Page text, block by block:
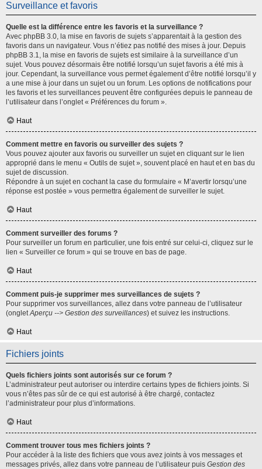
Surveillance et favoris
Quelle est la différence entre les favoris et la surveillance ?
Avec phpBB 3.0, la mise en favoris de sujets s’apparentait à la gestion des
favoris dans un navigateur. Vous n’étiez pas notifié des mises à jour. Depuis
phpBB 3.1, la mise en favoris de sujets est similaire à la surveillance d’un
sujet. Vous pouvez désormais être notifié lorsqu’un sujet favoris a été mis à
jour. Cependant, la surveillance vous permet également d’être notifié lorsqu’il y
a une mise à jour dans un sujet ou un forum. Les options de notifications pour
les favoris et les surveillances peuvent être configurées depuis le panneau de
l’utilisateur dans l’onglet « Préférences du forum ».
Haut
Comment mettre en favoris ou surveiller des sujets ?
Vous pouvez ajouter aux favoris ou surveiller un sujet en cliquant sur le lien
approprié dans le menu « Outils de sujet », souvent placé en haut et en bas du
sujet de discussion.
Répondre à un sujet en cochant la case du formulaire « M’avertir lorsqu’une
réponse est postée » vous permettra également de surveiller le sujet.
Haut
Comment surveiller des forums ?
Pour surveiller un forum en particulier, une fois entré sur celui-ci, cliquez sur le
lien « Surveiller ce forum » qui se trouve en bas de page.
Haut
Comment puis-je supprimer mes surveillances de sujets ?
Pour supprimer vos surveillances, allez dans votre panneau de l’utilisateur
(ongletAperçu --> Gestion des surveillances) et suivez les instructions.
Haut
Fichiers joints
Quels fichiers joints sont autorisés sur ce forum ?
L’administrateur peut autoriser ou interdire certains types de fichiers joints. Si
vous n’êtes pas sûr de ce qui est autorisé à être chargé, contactez
l’administrateur pour plus d’informations.
Haut
Comment trouver tous mes fichiers joints ?
Pour accéder à la liste des fichiers que vous avez joints à vos messages et
messages privés, allez dans votre panneau de l’utilisateur puis Gestion des